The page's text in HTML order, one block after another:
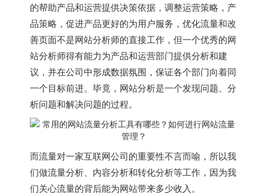
的帮助产品和运营提供决策依据，调整运营策略，产
品策略，促进产品更好的为用户服务，优化流量和改
善页面不是网站分析师的直接工作，但一个优秀的网
站分析师得有能力为产品和运营部门提供分析和建
议，并在公司中形成数据氛围，保证各个部门向着同
一个目标前进。毕竟，网站分析是一个发现问题、分
析问题和解决问题的过程。
而流量对一家互联网公司的重要性不言而喻，所以我
们做流量分析、内容分析和转化分析等工作，因为我
们关心流量的背后能为网站带来多少收入。